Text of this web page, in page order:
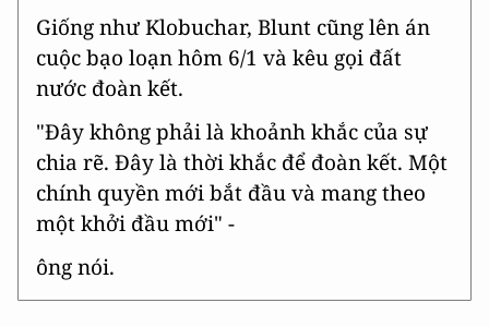
Giống như Klobuchar, Blunt cũng lên án
cuộc bạo loạn hôm 6/1 và kêu gọi đất
nước đoàn kết.
"Đây không phải là khoảnh khắc của sự
chia rẽ. Đây là thời khắc để đoàn kết. Một
chính quyền mới bắt đầu và mang theo
một khởi đầu mới" -
ông nói.